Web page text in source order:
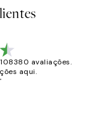
avaliações.
aqui.